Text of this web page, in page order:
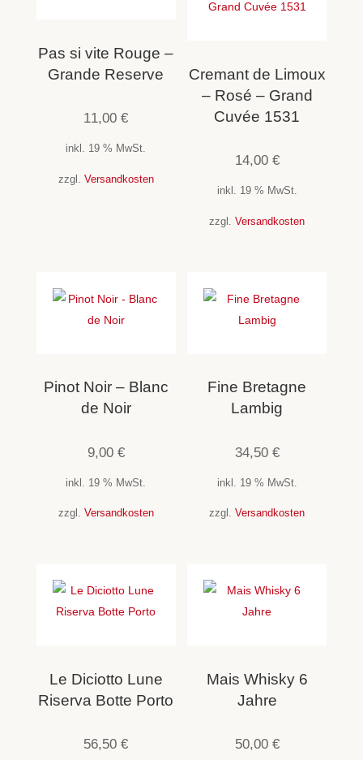
Pas si vite Rouge –
Grande Reserve
11,00€
inkl. 19 % MwSt.
zzgl. Versandkosten
Cremant de Limoux
– Rosé – Grand
Cuvée 1531
14,00 €
inkl. 19 % MwSt.
zzgl.Versandkosten
Pinot Noir – Blanc
de Noir
9,00 €
inkl. 19 % MwSt.
zzgl. Versandkosten
Fine Bretagne
Lambig
34,50 €
inkl. 19 % MwSt.
zzgl.Versandkosten
Le Diciotto Lune
Riserva Botte Porto
56,50€
Mais Whisky 6
Jahre
50,00 €